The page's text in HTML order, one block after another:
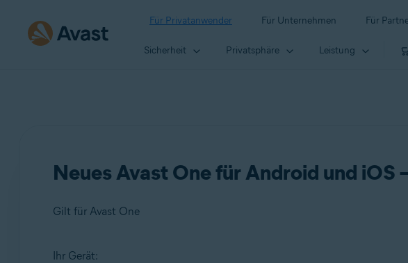
Für Privatanwender Für Unternehmen Für
Sicherheit Privatsphäre Leistung
Neues Avast One für Android und iOS
Gilt für Avast One
Ihr Gerät: